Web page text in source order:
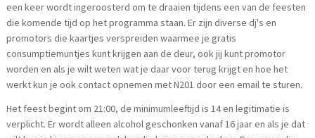
een keer wordt ingeroosterd om te draaien tijdens een van de feesten
die komende tijd op het programma staan. Er zijn diverse dj's en
promotors die kaartjes verspreiden waarmee je gratis
consumptiemuntjes kunt krijgen aan de deur, ook jij kunt promotor
worden en als je wilt weten wat je daar voor terug krijgt en hoe het
werkt kun je ook contact opnemen met N201 door een email te sturen.
Het feest begint om 21:00, de minimumleeftijd is 14 en legitimatie is
verplicht. Er wordt alleen alcohol geschonken vanaf 16 jaar en als je dat